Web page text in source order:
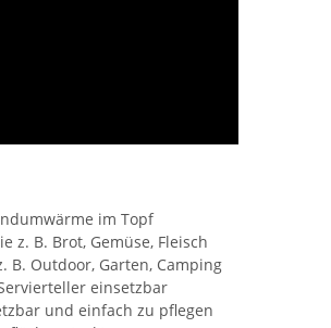
im Topf
z. B. Brot, Gemüse, Fleisch
Outdoor, Garten, Camping
einsetzbar
und einfach zu pflegen